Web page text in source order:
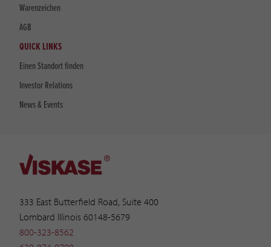
333 East Butterfield Road, Suite 400
Lombard Illinois 60148-5679
800-323-8562
Warenzeichen
AGB
QUICK LINKS
Einen Standort finden
Investor Relations
News & Events